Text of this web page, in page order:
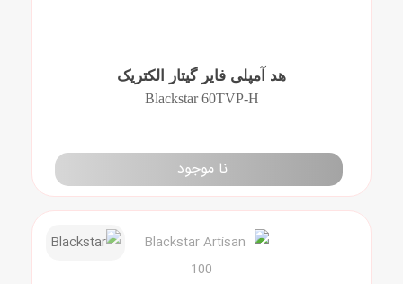
هد آمپلی فایر گیتار الکتریک
Blackstar 60TVP-H
نا موجود